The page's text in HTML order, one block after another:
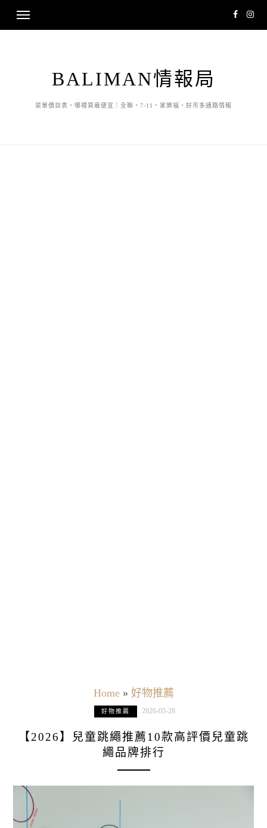
BALIMAN情報局
菜單價目表・哪裡買最便宜｜全聯・7-11・家樂福・好市多通路情報
Home» 好物推薦
好物推薦 2026-05-28
【2026】兒童跳繩推薦10款高評價兒童跳
繩品牌排行